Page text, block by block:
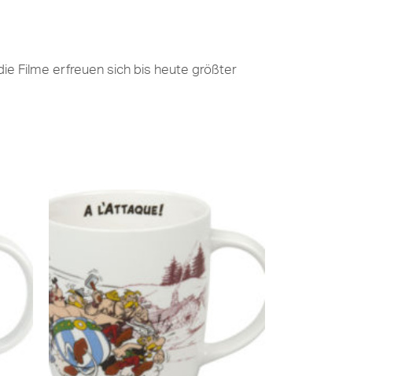
Filme erfreuen sich bis heute größter